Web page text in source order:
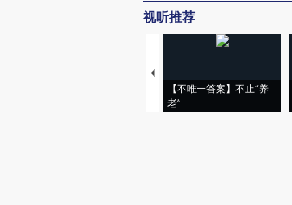
视听推荐
【不唯一答案】不止“养
老”